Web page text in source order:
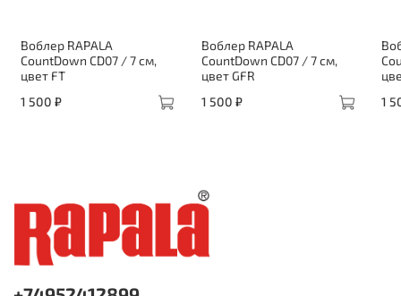
Воблер RAPALA
CountDown CD07 / 7 см,
цвет FT
1 500 ₽
Воблер RAPALA
CountDown CD07 / 7 см,
цвет GFR
1 500 ₽
1